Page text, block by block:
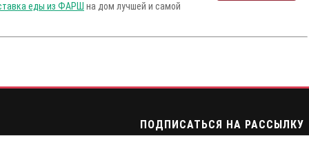
еды из ФАРШ на дом лучшей и самой
ПОДПИСАТЬСЯ НА РАССЫЛКУ